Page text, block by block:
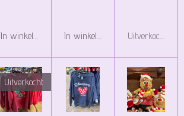
In winkelwagen In winkelwagen Uitverkocht
Uitverkocht